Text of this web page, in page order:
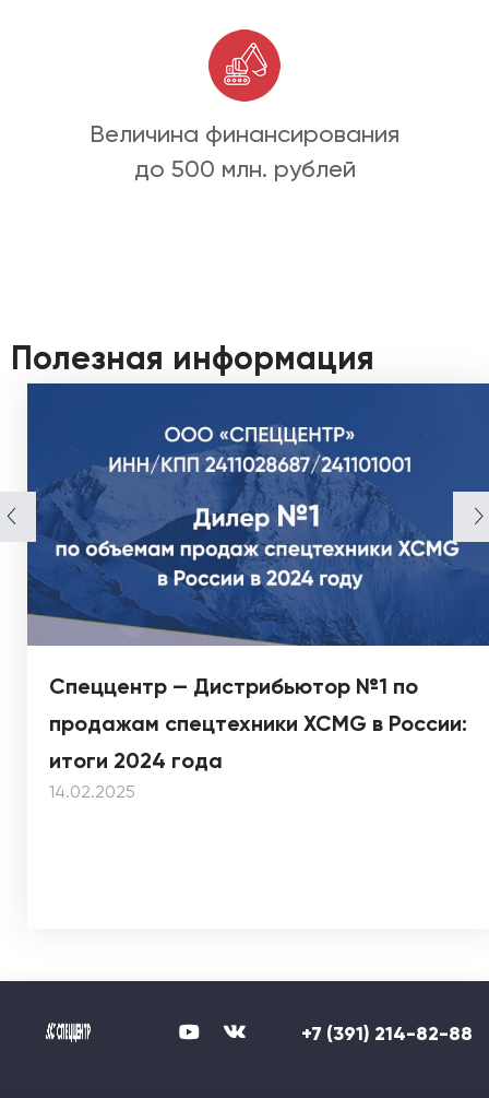
Величина финансирования
до 500 млн. рублей
Полезная информация
Спеццентр — Дистрибьютор №1 по
продажам спецтехники XCMG в России:
итоги 2024 года
14.02.2025
+7 (391) 214-82-88